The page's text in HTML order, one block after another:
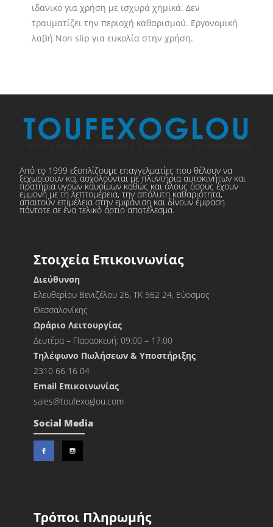
ιδανικό για χρήση με ισχυρά χημικά. Δεν
τραυματίζει την περιοχή καθαρισμού. Εργονομική
λαβή Non slip για ευκολία στην χρήση.
Από το 1999 εξοπλίζουμε επαγγελματίες που θέλουν να
ξεχωρίσουν και ασχολούνται με πλυντήρια αυτοκινήτων και
πρατήρια υγρών καυσίμων καθώς και όλους όσους έχουν
εμμονή με τη λεπτομέρεια, την απόλυτη καθαριότητα,
απαιτούν επιμέλεια στην εμφάνιση και δίνουν έμφαση
πάντοτε σε ένα τελικό άρτιο αποτέλεσμα.
Στοιχεία Επικοινωνίας
Διεύθυνση
Ελευθερίου Βενιζέλου 26, ΤΚ 562 24, Εύοσμος
Θεσσαλονίκης
Ωράριο Λειτουργίας
Δευτέρα – Παρασκευή: 09:00 – 17:00
Τηλέφωνο Πωλήσεων & Υποστήριξης
2310 66 16 04
Εmail Επικοινωνίας
sales@toufexoglou.com
Social Media
Τρόποι Πληρωμής